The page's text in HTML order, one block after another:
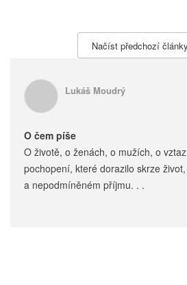
Načíst předchozí
Lukáš Moudrý
O čem píše
O životě, o ženách, o mužích, o
pochopení, které dorazilo skrze
a nepodmíněném příjmu. . .